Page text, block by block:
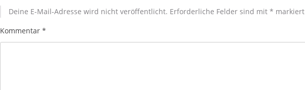
Deine E-Mail-Adresse wird nicht veröffentlicht. Erforderliche Felder sind mit * markiert
Kommentar *